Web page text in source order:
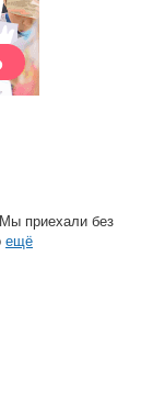
приехали без
ещё